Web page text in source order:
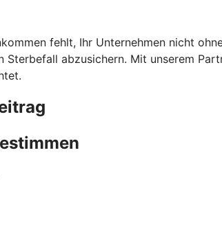
fehlt, Ihr Unternehmen nicht
abzusichern. Mit unserem